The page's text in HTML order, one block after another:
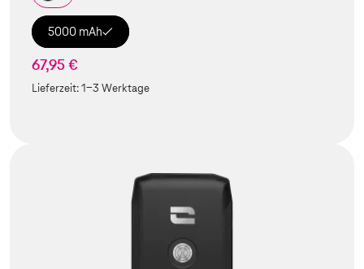
5000 mAh
67,95 €
Lieferzeit:1-3 Werktage